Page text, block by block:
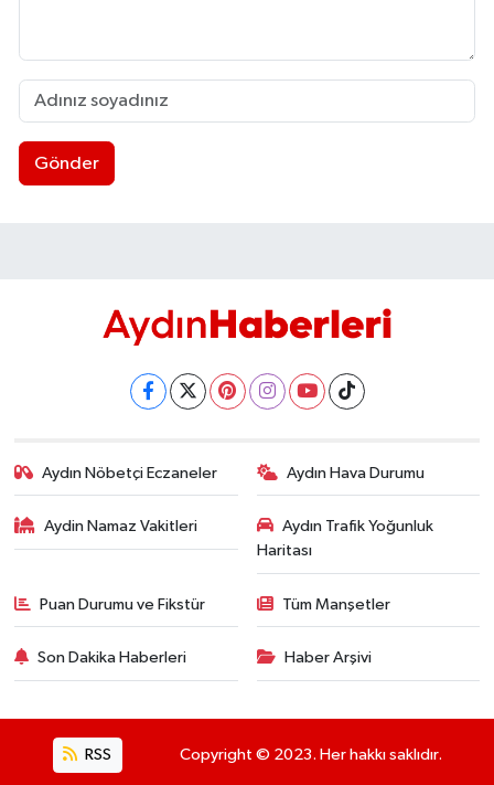
Gönder
Aydın Nöbetçi Eczaneler Aydın Hava Durumu
Aydin Namaz Vakitleri
Aydın Trafik Yoğunluk
Haritası
Puan Durumu ve Fikstür Tüm Manşetler
Son Dakika Haberleri Haber Arşivi
RSS Copyright © 2023. Her hakkı saklıdır.